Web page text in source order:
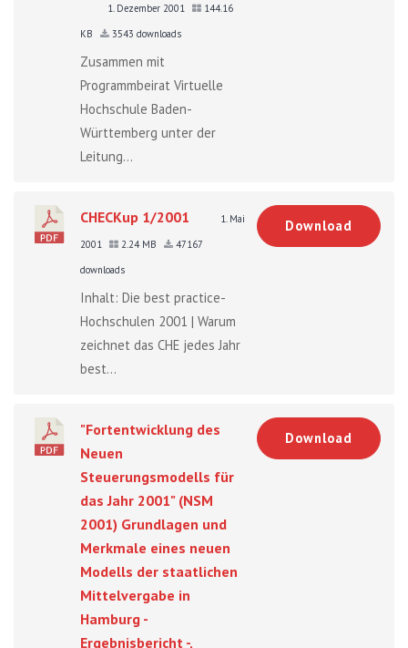
1. Dezember 2001
144.16
KB
3543 downloads
Zusammen mit
Programmbeirat Virtuelle
Hochschule Baden-
Württemberg unter der
Leitung...
CHECKup 1/2001
1. Mai
2001
2.24 MB
47167
downloads
Inhalt: Die best practice-
Hochschulen 2001 | Warum
zeichnet das CHE jedes Jahr
best...
Download
"Fortentwicklung des
Neuen
Steuerungsmodells für
das Jahr 2001" (NSM
2001) Grundlagen und
Merkmale eines neuen
Modells der staatlichen
Mittelvergabe in
Hamburg -
Ergebnisbericht -,
Download